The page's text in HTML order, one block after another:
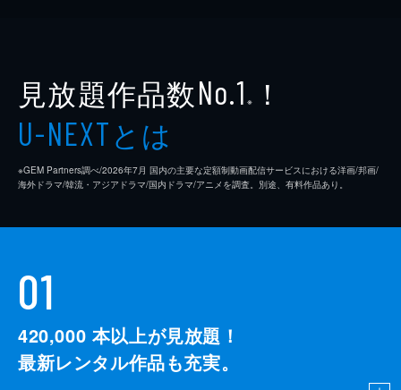
見放題作品数No.1 ※ ！
U-NEXTとは
※GEM Partners調べ/2026年7⽉ 国内の主要な定額制動画配信サービスにおける洋画/邦画/
海外ドラマ/韓流・アジアドラマ/国内ドラマ/アニメを調査。別途、有料作品あり。
01
420,000 本以上が見放題！
最新レンタル作品も充実。